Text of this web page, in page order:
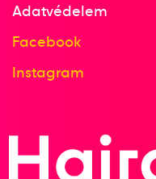
Adatvédelem
Facebook
Instagram